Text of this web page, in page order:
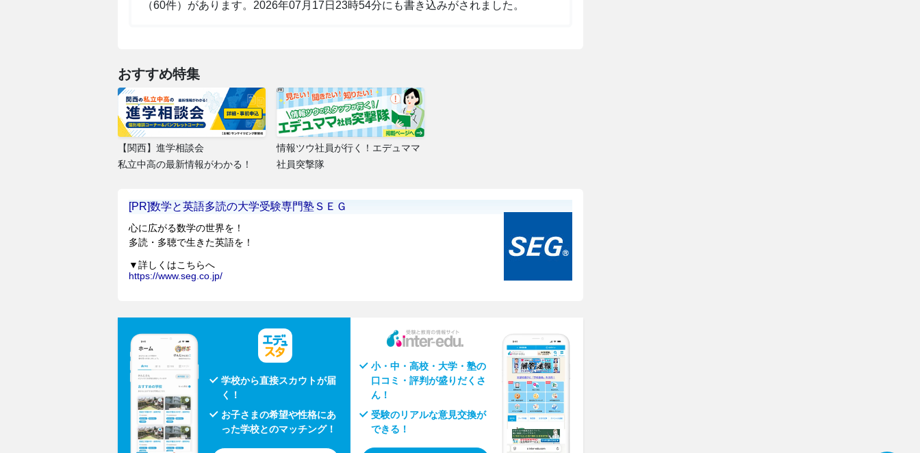
（60件）があります。2026年07月17日23時54分にも書き込みがされました。
おすすめ特集
【関西】進学相談会
私立中高の最新情報がわかる！
情報ツウ社員が行く！エデュママ
社員突撃隊
学校から直接スカウトが届
く！
お子さまの希望や性格にあ
った学校とのマッチング！
小・中・高校・大学・塾の
口コミ・評判が盛りだくさ
ん！
受験のリアルな意見交換が
できる！